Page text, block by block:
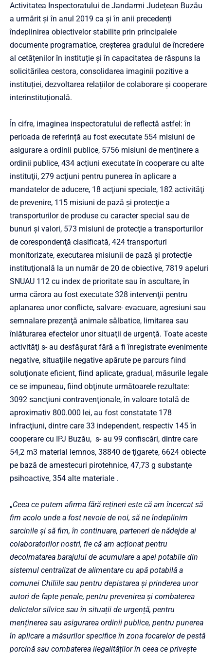
Activitatea Inspectoratului de Jandarmi Județean Buzău
a urmărit și în anul 2019 ca și în anii precedenți
îndeplinirea obiectivelor stabilite prin principalele
documente programatice, creșterea gradului de încredere
al cetățenilor în instituție și în capacitatea de răspuns la
solicitărilea cestora, consolidarea imaginii pozitive a
instituției, dezvoltarea relațiilor de colaborare și cooperare
interinstituțională.
În cifre, imaginea inspectoratului de reflectă astfel: în
perioada de referință au fost executate 554 misiuni de
asigurare a ordinii publice, 5756 misiuni de menţinere a
ordinii publice, 434 acţiuni executate în cooperare cu alte
instituţii, 279 acţiuni pentru punerea în aplicare a
mandatelor de aducere, 18 acţiuni speciale, 182 activităţi
de prevenire, 115 misiuni de pază şi protecţie a
transporturilor de produse cu caracter special sau de
bunuri şi valori, 573 misiuni de protecţie a transporturilor
de corespondenţă clasificată, 424 transporturi
monitorizate, executarea misiunii de pază şi protecţie
instituţională la un număr de 20 de obiective, 7819 apeluri
SNUAU 112 cu index de prioritate sau în ascultare, în
urma cărora au fost executate 328 intervenţii pentru
aplanarea unor conflicte, salvare- evacuare, agresiuni sau
semnalare prezenţă animale sălbatice, limitarea sau
înlăturarea efectelor unor situaţii de urgenţă. Toate aceste
activităţi s- au desfăşurat fără a fi înregistrate evenimente
negative, situaţiile negative apărute pe parcurs fiind
soluţionate eficient, fiind aplicate, gradual, măsurile legale
ce se impuneau, fiind obţinute următoarele rezultate:
3092 sancţiuni contravenţionale, în valoare totală de
aproximativ 800.000 lei, au fost constatate 178
infracţiuni, dintre care 33 independent, respectiv 145 în
cooperare cu IPJ Buzău, s- au 99 confiscări, dintre care
54,2 m3 material lemnos, 38840 de ţigarete, 6624 obiecte
pe bază de amestecuri pirotehnice, 47,73 g substanţe
psihoactive, 354 alte materiale .
„Ceea ce putem afirma fără rețineri este că am încercat să
fim acolo unde a fost nevoie de noi, să ne îndeplinim
sarcinile și să fim, în continuare, parteneri de nădejde ai
colaboratorilor nostri, fie că am acționat pentru
decolmatarea barajului de acumulare a apei potabile din
sistemul centralizat de alimentare cu apă potabilă a
comunei Chiliile sau pentru depistarea și prinderea unor
autori de fapte penale, pentru prevenirea și combaterea
delictelor silvice sau în situații de urgență, pentru
menținerea sau asigurarea ordinii publice, pentru punerea
în aplicare a măsurilor specifice în zona focarelor de pestă
porcină sau combaterea ilegalităților în ceea ce privește